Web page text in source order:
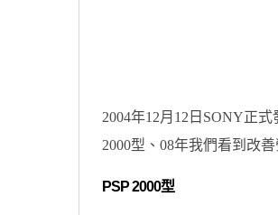
2004年12月12日SONY正
2000型、08年我們看到改
PSP 2000型